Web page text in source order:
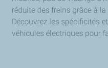
réduite des freins grâce à
Découvrez les spécificités
véhicules électriques pour